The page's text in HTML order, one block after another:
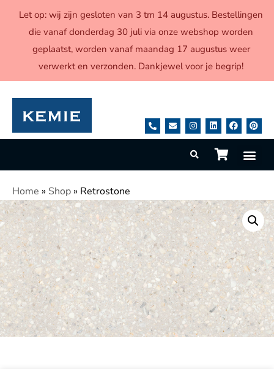
Home » Shop » Retrostone
Let op: wij zijn gesloten van 3 tm 14 augustus. Bestellingen
die vanaf donderdag 30 juli via onze webshop worden
geplaatst, worden vanaf maandag 17 augustus weer
verwerkt en verzonden. Dankjewel voor je begrip!